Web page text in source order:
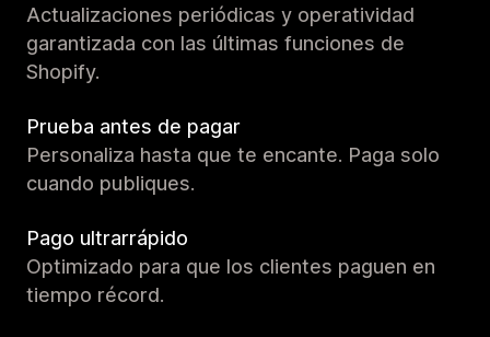
Actualizaciones periódicas y operatividad
garantizada con las últimas funciones de
Shopify.
Prueba antes de pagar
Personaliza hasta que te encante. Paga solo
cuando publiques.
Pago ultrarrápido
Optimizado para que los clientes paguen en
tiempo récord.